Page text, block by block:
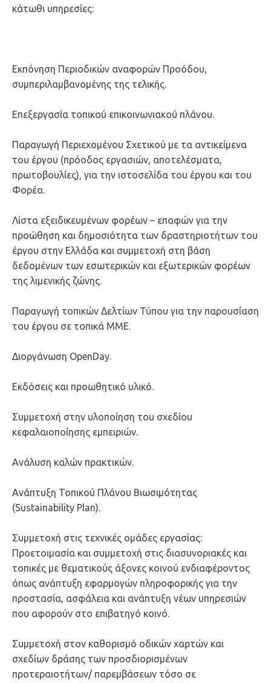
κάτωθι υπηρεσίες:
Εκπόνηση Περιοδικών αναφορών Προόδου,
συμπεριλαμβανομένης της τελικής.
Επεξεργασία τοπικού επικοινωνιακού πλάνου.
Παραγωγή Περιεχομένου Σχετικού με τα αντικείμενα
του έργου (πρόοδος εργασιών, αποτελέσματα,
πρωτοβουλίες), για την ιστοσελίδα του έργου και του
Φορέα.
Λίστα εξειδικευμένων φορέων – επαφών για την
προώθηση και δημοσιότητα των δραστηριοτήτων του
έργου στην Ελλάδα και συμμετοχή στη βάση
δεδομένων των εσωτερικών και εξωτερικών φορέων
της λιμενικής ζώνης.
Παραγωγή τοπικών Δελτίων Τύπου για την παρουσίαση
του έργου σε τοπικά ΜΜΕ.
Διοργάνωση OpenDay.
Εκδόσεις και προωθητικό υλικό.
Συμμετoχή στην υλοποίηση του σχεδίου
κεφαλαιοποίησης εμπειριών.
Ανάλυση καλών πρακτικών.
Ανάπτυξη Τοπικού Πλάνου Βιωσιμότητας
(Sustainability Plan).
Συμμετοχή στις τεχνικές ομάδες εργασίας:
Προετοιμασία και συμμετοχή στις διασυνοριακές και
τοπικές με θεματικούς άξονες κοινού ενδιαφέροντος
όπως ανάπτυξη εφαρμογών πληροφορικής για την
προστασία, ασφάλεια και ανάπτυξη νέων υπηρεσιών
που αφορούν στο επιβατηγό κοινό.
Συμμετοχή στον καθορισμό οδικών χαρτών και
σχεδίων δράσης των προσδιορισμένων
προτεραιοτήτων/ παρεμβάσεων τόσο σε